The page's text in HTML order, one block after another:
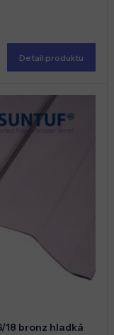
Detail produktu
bronz hladká